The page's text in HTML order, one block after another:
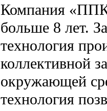
Компания
больше 8 лет.
технология
коллективной
окружающей
технология